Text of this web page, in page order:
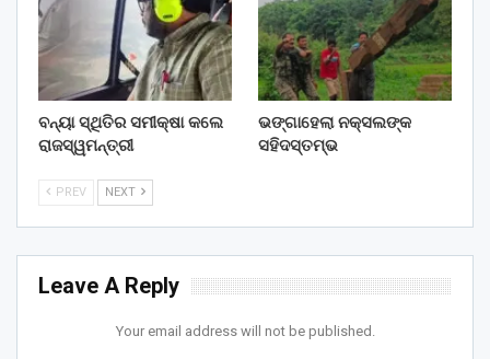
ବନ୍ୟା ସ୍ଥିତିର ସମୀକ୍ଷା କଲେ
ରାଜସ୍ୱମନ୍ତ୍ରୀ
ଭଙ୍ଗାହେଲା ନକ୍ସଲଙ୍କ
ସହିଦସ୍ତମ୍ଭ
PREV NEXT
Leave A Reply
Your email address will not be published.